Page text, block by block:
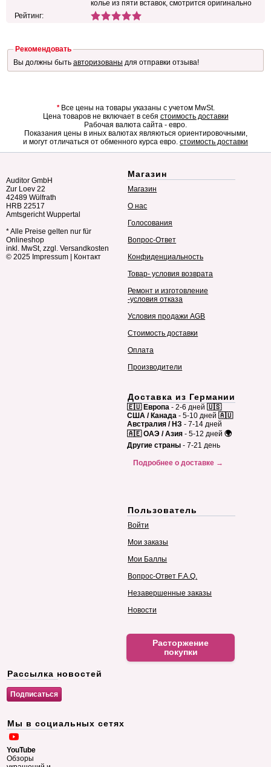
колье из пяти вставок, смотрится оригинально
Рейтинг:
Рекомендовать
Вы должны быть авторизованы для отправки отзыва!
*Все цены на товары указаны с учетом MwSt.
Цена товаров не включает в себя стоимость доставки
Рабочая валюта сайта - евро.
Показания цены в иных валютах являються ориентировочными,
и могут отличаться от обменного курса евро. стоимость доставки
Auditor GmbH
Zur Loev 22
42489 Wülfrath
HRB 22517
Amtsgericht Wuppertal
* Alle Preise gelten nur für
Onlineshop
inkl. MwSt, zzgl. Versandkosten
© 2025 Impressum Контакт
Магазин
Магазин
О нас
Голосования
Вопрос-Ответ
Конфиденциальность
Товар- условия возврата
Ремонт и изготовление
-условия отказа
Условия продажи AGB
Стоимость доставки
Оплата
Производители
Доставка из Германии
🇪🇺 Европа - 2-6 дней 🇺🇸
США / Канада - 5-10 дней 🇦🇺
Австралия / НЗ - 7-14 дней
🇦🇪 ОАЭ / Азия - 5-12 дней 🌍
Другие страны - 7-21 день
Подробнее о доставке →
Пользователь
Войти
Мои заказы
Мои Баллы
Вопрос-Ответ F.A.Q.
Незавершенные заказы
Новости
Расторжение
покупки
Рассылка новостей
Мы в социальных сетях
YouTube
Обзоры